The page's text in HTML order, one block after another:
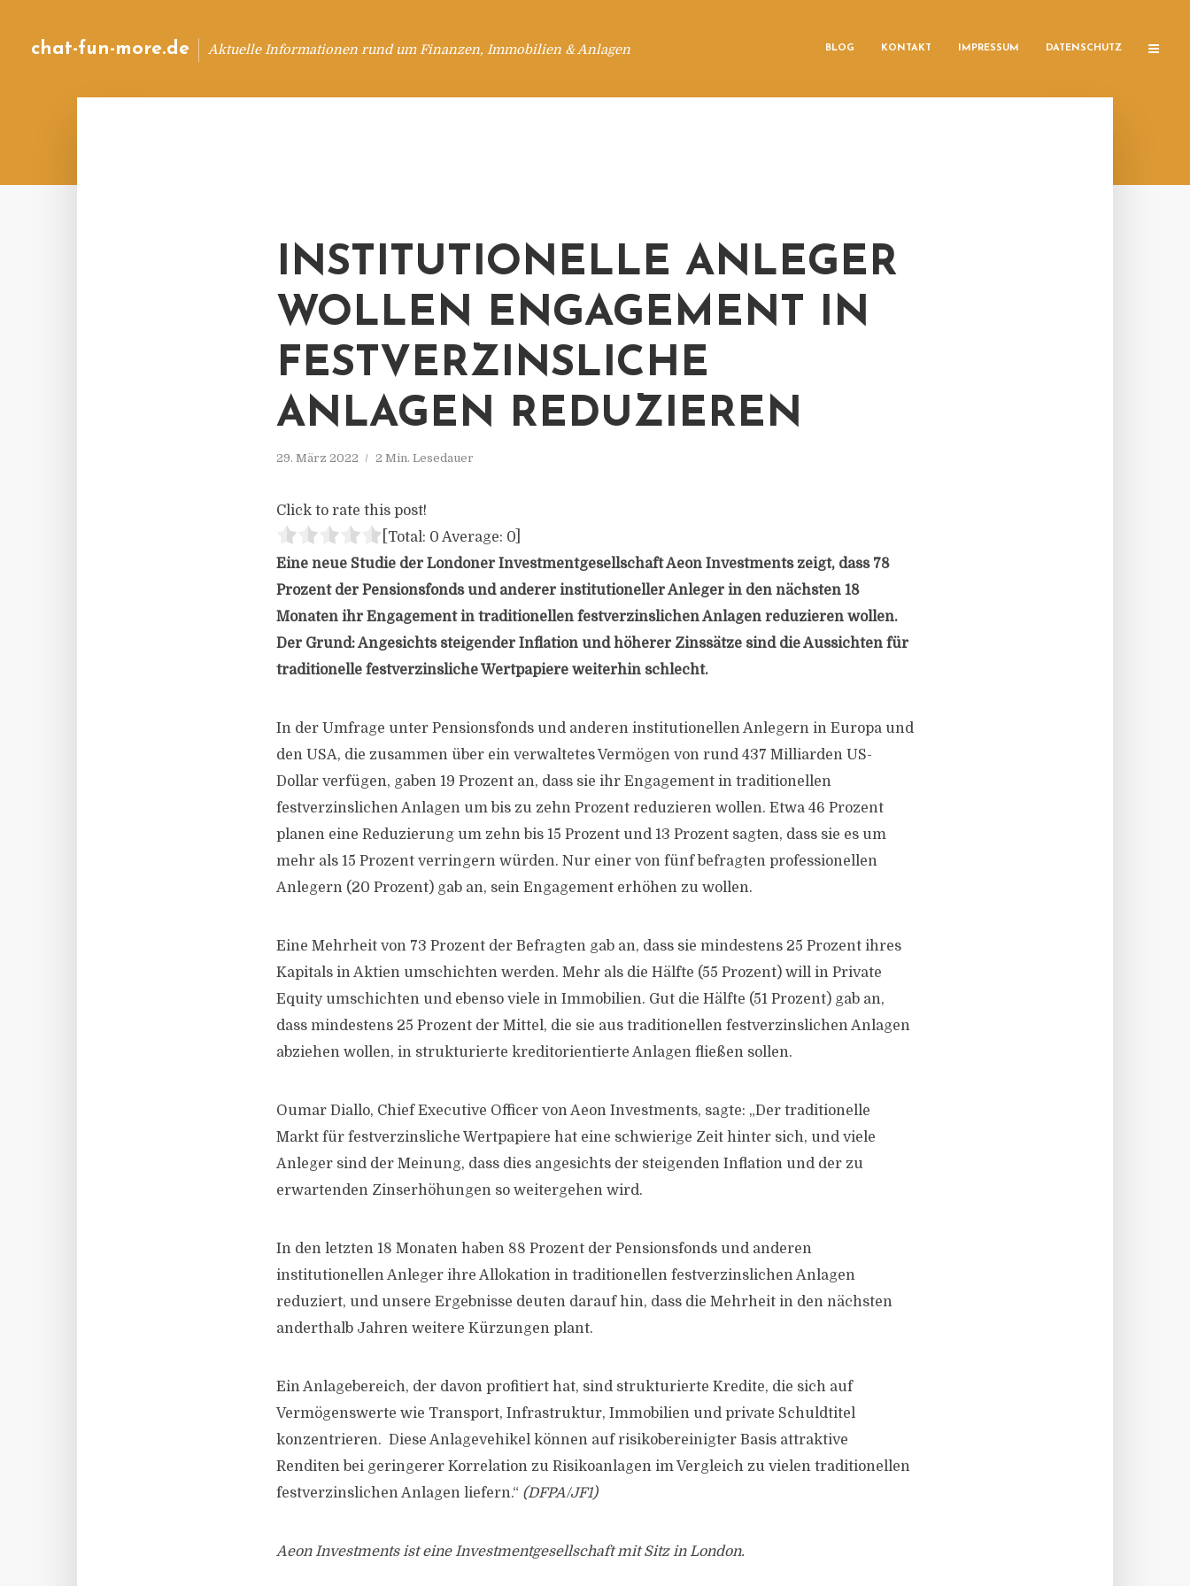
chat-fun-more.de Aktuelle Informationen rund um Finanzen, Immobilien & Anlagen BLOG KONTAKT IMPRESSUM DATENSCHUTZ
INSTITUTIONELLE ANLEGER
WOLLEN ENGAGEMENT IN
FESTVERZINSLICHE
ANLAGEN REDUZIEREN
29. März 2022 2 Min. Lesedauer
Click to rate this post!
[Total: 0 Average: 0
Eine neue Studie der Londoner Investmentgesellschaft Aeon Investments zeigt, dass 78
Prozent der Pensionsfonds und anderer institutioneller Anleger in den nächsten 18
Monaten ihr Engagement in traditionellen festverzinslichen Anlagen reduzieren wollen.
Der Grund: Angesichts steigender Inflation und höherer Zinssätze sind die Aussichten für
traditionelle festverzinsliche Wertpapiere weiterhin schlecht.
In der Umfrage unter Pensionsfonds und anderen institutionellen Anlegern in Europa und
den USA, die zusammen über ein verwaltetes Vermögen von rund 437 Milliarden US-
Dollar verfügen, gaben 19 Prozent an, dass sie ihr Engagement in traditionellen
festverzinslichen Anlagen um bis zu zehn Prozent reduzieren wollen. Etwa 46 Prozent
planen eine Reduzierung um zehn bis 15 Prozent und 13 Prozent sagten, dass sie es um
mehr als 15 Prozent verringern würden. Nur einer von fünf befragten professionellen
Anlegern (20 Prozent) gab an, sein Engagement erhöhen zu wollen.
Eine Mehrheit von 73 Prozent der Befragten gab an, dass sie mindestens 25 Prozent ihres
Kapitals in Aktien umschichten werden. Mehr als die Hälfte (55 Prozent) will in Private
Equity umschichten und ebenso viele in Immobilien. Gut die Hälfte (51 Prozent) gab an,
dass mindestens 25 Prozent der Mittel, die sie aus traditionellen festverzinslichen Anlagen
abziehen wollen, in strukturierte kreditorientierte Anlagen fließen sollen.
Oumar Diallo, Chief Executive Officer von Aeon Investments, sagte: „Der traditionelle
Markt für festverzinsliche Wertpapiere hat eine schwierige Zeit hinter sich, und viele
Anleger sind der Meinung, dass dies angesichts der steigenden Inflation und der zu
erwartenden Zinserhöhungen so weitergehen wird.
In den letzten 18 Monaten haben 88 Prozent der Pensionsfonds und anderen
institutionellen Anleger ihre Allokation in traditionellen festverzinslichen Anlagen
reduziert, und unsere Ergebnisse deuten darauf hin, dass die Mehrheit in den nächsten
anderthalb Jahren weitere Kürzungen plant.
Ein Anlagebereich, der davon profitiert hat, sind strukturierte Kredite, die sich auf
Vermögenswerte wie Transport, Infrastruktur, Immobilien und private Schuldtitel
konzentrieren. Diese Anlagevehikel können auf risikobereinigter Basis attraktive
Renditen bei geringerer Korrelation zu Risikoanlagen im Vergleich zu vielen traditionellen
festverzinslichen Anlagen liefern.“ (DFPA/JF1)
Aeon Investments ist eine Investmentgesellschaft mit Sitz in London.